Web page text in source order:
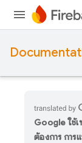
Google ใช้
ต้องการ การ